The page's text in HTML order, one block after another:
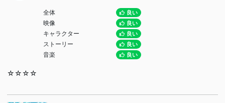
全体 良い
映像 良い
キャラクター 良い
ストーリー 良い
音楽 良い
☆☆☆☆